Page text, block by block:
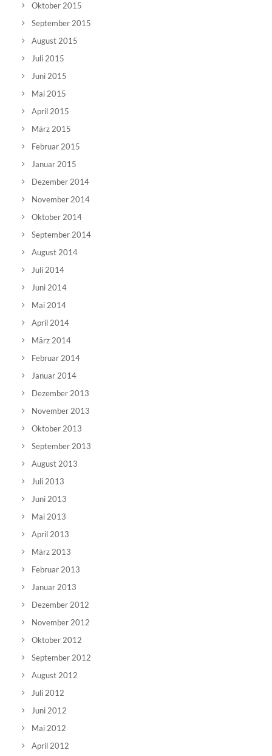
Oktober 2015
September 2015
August 2015
Juli 2015
Juni 2015
Mai 2015
April 2015
März 2015
Februar 2015
Januar 2015
Dezember 2014
November 2014
Oktober 2014
September 2014
August 2014
Juli 2014
Juni 2014
Mai 2014
April 2014
März 2014
Februar 2014
Januar 2014
Dezember 2013
November 2013
Oktober 2013
September 2013
August 2013
Juli 2013
Juni 2013
Mai 2013
April 2013
März 2013
Februar 2013
Januar 2013
Dezember 2012
November 2012
Oktober 2012
September 2012
August 2012
Juli 2012
Juni 2012
Mai 2012
April 2012